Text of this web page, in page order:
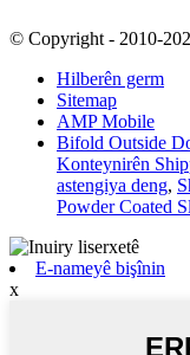
© Copyright - 2010-
Hilberên germ
Sitemap
AMP Mobile
Bifold Outside
Konteynirên
astengiya deng,
Powder Coated
E-nameyê bişînin
x